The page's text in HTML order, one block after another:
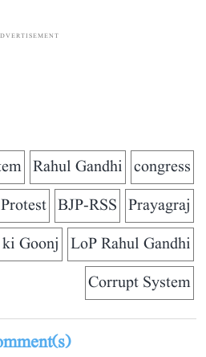
congress
Rahul Gandhi
Prayagraj
BJP-RSS
LoP Rahul Gandhi
Goonj
Corrupt System